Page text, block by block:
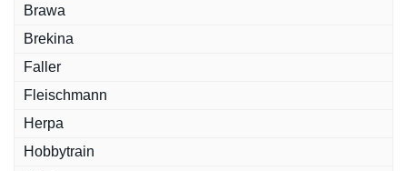
Brawa
Brekina
Faller
Fleischmann
Herpa
Hobbytrain